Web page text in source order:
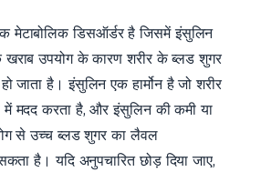
मेटाबोलिक डिसऑर्डर है जिसमें इंसुलिन
उपयोग के कारण शरीर के ब्लड शुगर
जाता है। इंसुलिन एक हार्मोन है जो शरीर
में मदद करता है, और इंसुलिन की कमी या
से उच्च ब्लड शुगर का लैवल
है। यदि अनुपचारित छोड़ दिया जाए,